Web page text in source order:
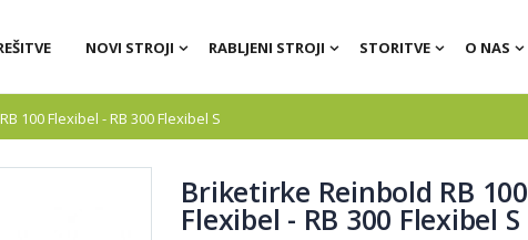
NOVI STROJI RABLJENI STROJI STORITVE O NAS
100 Flexibel - RB 300 Flexibel S
Briketirke Reinbold RB 100
Flexibel - RB 300 Flexibel S